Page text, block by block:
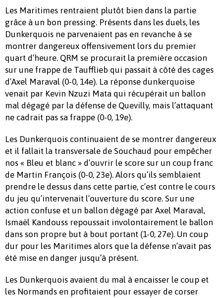
Les Maritimes rentraient plutôt bien dans la partie
grâce à un bon pressing. Présents dans les duels, les
Dunkerquois ne parvenaient pas en revanche à se
montrer dangereux offensivement lors du premier
quart d’heure. QRM se procurait la première occasion
sur une frappe de Taufflieb qui passait à côté des cages
d’Axel Maraval (0-0, 14e). La réponse dunkerquoise
venait par Kevin Nzuzi Mata qui récupérait un ballon
mal dégagé par la défense de Quevilly, mais l’attaquant
ne cadrait pas sa frappe (0-0, 19e).
Les Dunkerquois continuaient de se montrer dangereux
et il fallait la transversale de Souchaud pour empêcher
nos « Bleu et blanc » d’ouvrir le score sur un coup franc
de Martin François (0-0, 23e). Alors qu’ils semblaient
prendre le dessus dans cette partie, c’est contre le cours
du jeu qu’intervenait l’ouverture du score. Sur une
action confuse et un ballon dégagé par Axel Maraval,
Ismaël Kandouss repoussait involontairement le ballon
dans son propre but à bout portant (1-0, 27e). Un coup
dur pour les Maritimes alors que la défense n’avait pas
été mise en danger jusqu’à présent.
Les Dunkerquois avaient du mal à encaisser le coup et
les Normands en profitaient pour essayer de corser